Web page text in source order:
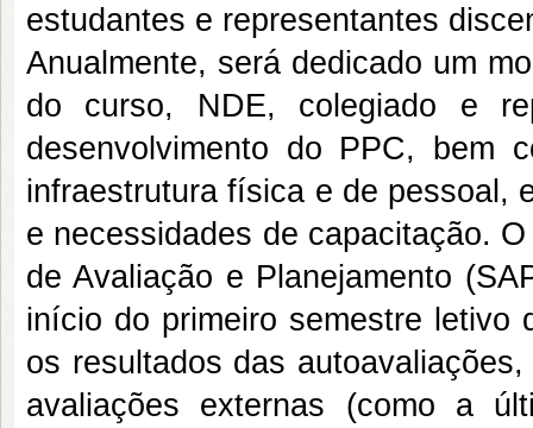
estudantes e representantes
Anualmente, será dedicado um
do curso, NDE, colegiado e
desenvolvimento do PPC, bem
infraestrutura física e de pessoal,
e necessidades de capacitação.
de Avaliação e Planejamento
início do primeiro semestre letivo
os resultados das
avaliações externas (como a